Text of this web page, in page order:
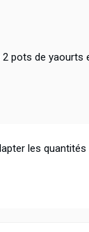
pots de yaourts
les